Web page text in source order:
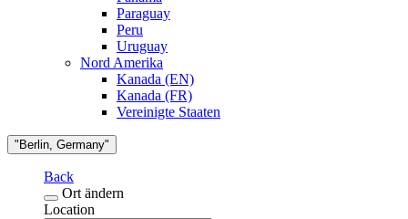
Paraguay
Peru
Uruguay
Nord Amerika
Kanada (EN)
Kanada (FR)
Vereinigte Staaten
"Berlin, Germany"
Back
Ort ändern
Location